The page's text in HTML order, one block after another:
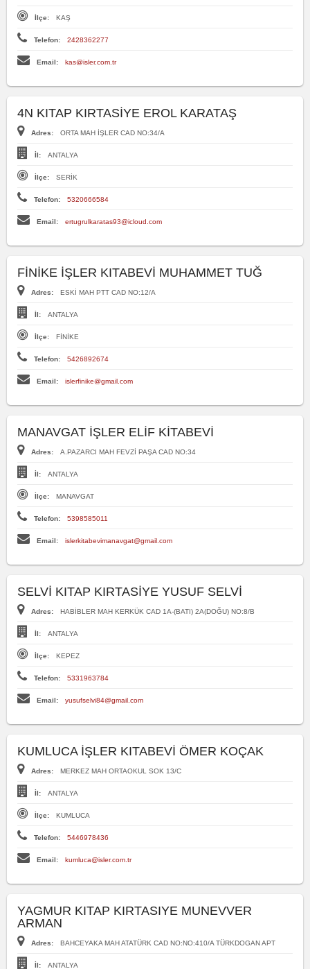
İlçe: KAŞ
Telefon: 2428362277
Email: kas@isler.com.tr
4N KITAP KIRTASİYE EROL KARATAŞ
Adres: ORTA MAH İŞLER CAD NO:34/A
İl: ANTALYA
İlçe: SERİK
Telefon: 5320666584
Email: ertugrulkaratas93@icloud.com
FİNİKE İŞLER KITABEVİ MUHAMMET TUĞ
Adres: ESKİ MAH PTT CAD NO:12/A
İl: ANTALYA
İlçe: FİNİKE
Telefon: 5426892674
Email: islerfinike@gmail.com
MANAVGAT İŞLER ELİF KİTABEVİ
Adres: A.PAZARCI MAH FEVZİ PAŞA CAD NO:34
İl: ANTALYA
İlçe: MANAVGAT
Telefon: 5398585011
Email: islerkitabevimanavgat@gmail.com
SELVİ KITAP KIRTASİYE YUSUF SELVİ
Adres: HABİBLER MAH KERKÜK CAD 1A-(BATI) 2A(DOĞU) NO:8/B
İl: ANTALYA
İlçe: KEPEZ
Telefon: 5331963784
Email: yusufselvi84@gmail.com
KUMLUCA İŞLER KITABEVİ ÖMER KOÇAK
Adres: MERKEZ MAH ORTAOKUL SOK 13/C
İl: ANTALYA
İlçe: KUMLUCA
Telefon: 5446978436
Email: kumluca@isler.com.tr
YAGMUR KITAP KIRTASIYE MUNEVVER
ARMAN
Adres: BAHCEYAKA MAH ATATÜRK CAD NO:NO:410/A TÜRKDOGAN APT
İl: ANTALYA